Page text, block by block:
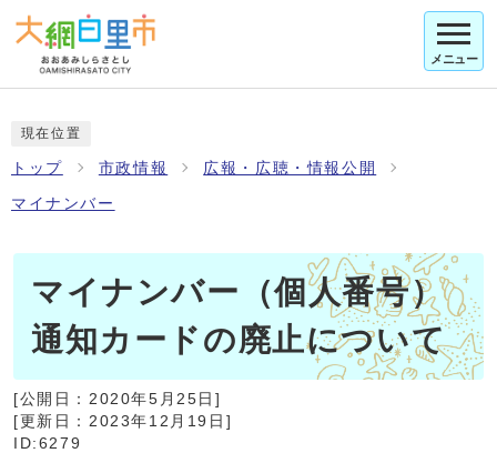
メニュー
現在位置
トップ 市政情報 広報・広聴・情報公開
マイナンバー
マイナンバー（個人番号）
通知カードの廃止について
[公開日： 2020年5月25日 ]
[更新日： 2023年12月19日 ]
ID:6279